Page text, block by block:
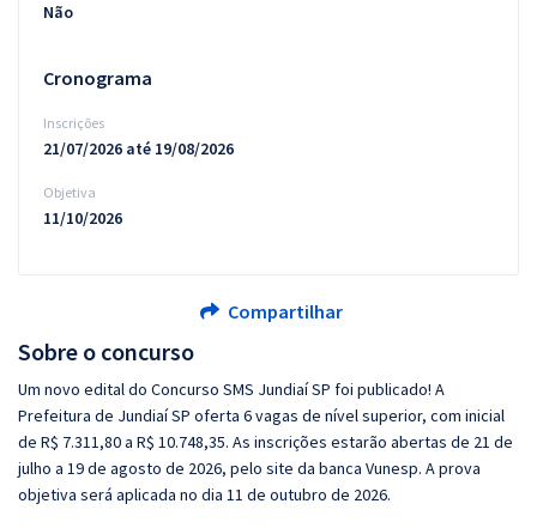
Sobre o concurso
Um novo edital do Concurso SMS Jundiaí SP foi publicado! A
Prefeitura de Jundiaí SP oferta 6 vagas de nível superior, com inicial
de R$ 7.311,80 a R$ 10.748,35. As inscrições estarão abertas de 21 de
julho a 19 de agosto de 2026, pelo site da banca Vunesp. A prova
objetiva será aplicada no dia 11 de outubro de 2026.
Não
Cronograma
Inscrições
21/07/2026 até 19/08/2026
Objetiva
11/10/2026
Compartilhar